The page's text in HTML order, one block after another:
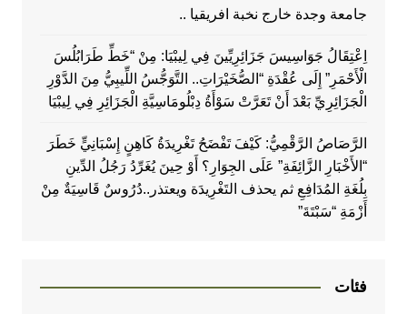
جامعة وجدة خارج نخبة افريقيا ..
اِعْتِقَالُ جَوَاسِيسَ جَزَائِرِيِّينَ فِي لِيبْيَا: مِنْ “خَطِّ طَرَابُلُسَ
الْأَحْمَرِ” إِلَى عُقْدَةِ “الصُّخَيْرَاتِ.. التَّوَجُّسُ اللِّيبِيُّ مِنَ الدَّوْرِ
الْجَزَائِرِيِّ بَعْدَ أَنْ تَعَرَّتْ سَوْأَةُ دِبْلُومَاسِيَّةِ الْجَزَائِرِ فِي لِيبْيَا
الرَّصَاصُ الرَّقْمِيُّ: كَيْفَ تَفْضَحُ تَغْرِيدَةُ كَاهِنٍ إِسْبَانِيٍّ خَطَرَ
“الأَخْبَارِ الزَّائِفَةِ” عَلَى الجِوَارِ؟ أَوْ حِينَ يُغَرِّدُ رَجُلُ الدِّينِ
بِلُغَةِ المُدَافِعِ ثم يحذف التَغْرِيدَة ويعتذر..دُرُوسٌ قَاسِيَةٌ مِنْ
أَزْمَةِ “سَبْتَةَ”
فئات